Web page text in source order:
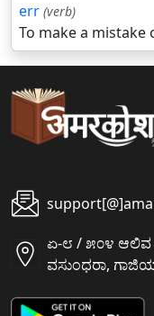
err (verb)
To make a mistake
ಏ-೮ / ೫೦೪ ಆಲಿವ
ವಸುಂಧರಾ,